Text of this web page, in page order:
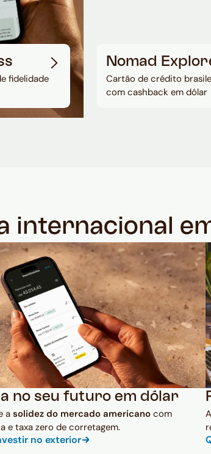
fidelidade
Nomad
Cartão de crédito
com cashback em dólar
internacional
no seu futuro em dólar
asolidez do mercado americanocom
e taxa zero de corretagem.
no exterior